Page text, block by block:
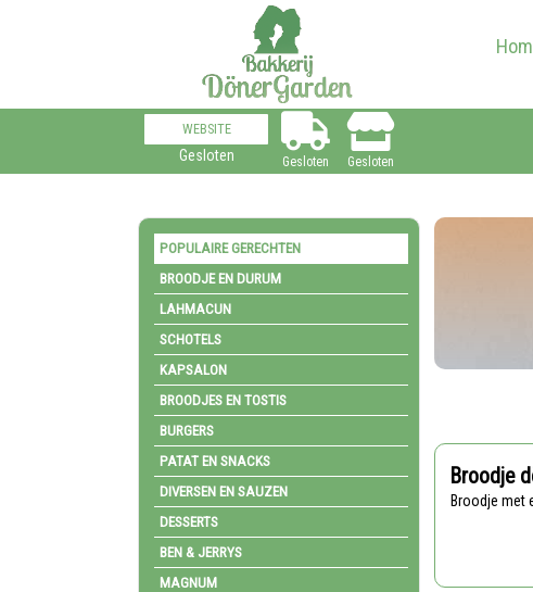
WEBSITE
Gesloten Gesloten Gesloten
POPULAIRE GERECHTEN
BROODJE EN DURUM
LAHMACUN
SCHOTELS
KAPSALON
BROODJES EN TOSTIS
BURGERS
PATAT EN SNACKS
DIVERSEN EN SAUZEN
DESSERTS
BEN & JERRYS
MAGNUM
Broodje
Broodje